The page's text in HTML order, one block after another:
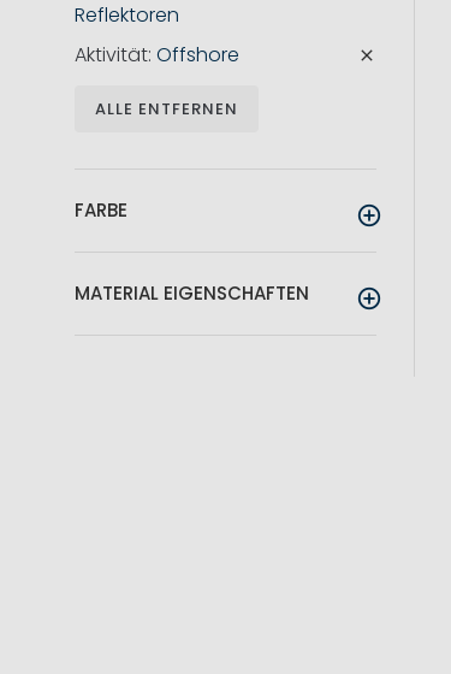
Reflektoren
Aktivität Offshore
ALLE ENTFERNEN
FARBE
MATERIAL EIGENSCHAFTEN